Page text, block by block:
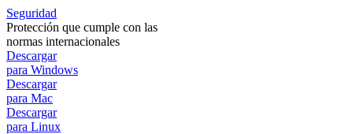
Seguridad
Protección que cumple con las
normas internacionales
Descargar
para Windows
Descargar
para Mac
Descargar
para Linux